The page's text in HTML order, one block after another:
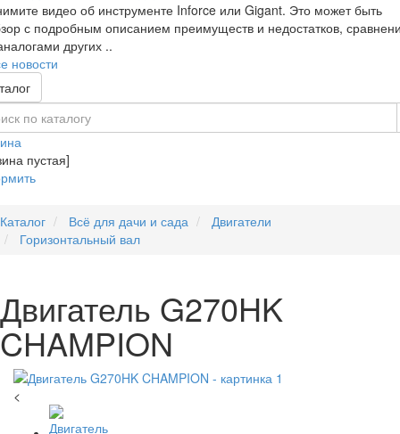
видео об инструменте Inforce или Gigant. Это может быть
с подробным описанием преимуществ и недостатков,
других ..
новости
пустая]
Каталог Всё для дачи и сада
Двигатели
Горизонтальный вал
Двигатель G270HK
CHAMPION
<